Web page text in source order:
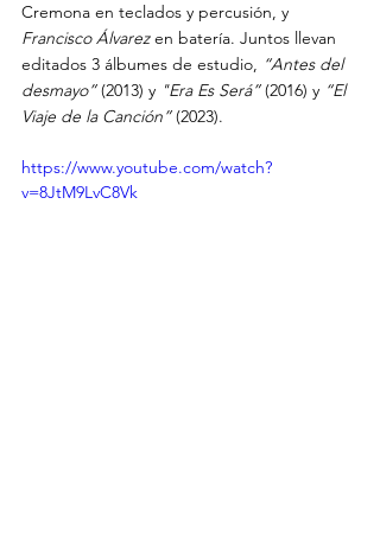
Cremona en teclados y percusión, y
Francisco Álvarez en batería. Juntos llevan
editados 3 álbumes de estudio, “Antes del
desmayo” (2013) y "Era Es Será” (2016) y “El
Viaje de la Canción” (2023).
https://www.youtube.com/watch?
v=8JtM9LvC8Vk